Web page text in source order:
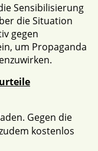
Sensibilisierung
die Situation
gegen
um Propaganda
Gegen die
kostenlos